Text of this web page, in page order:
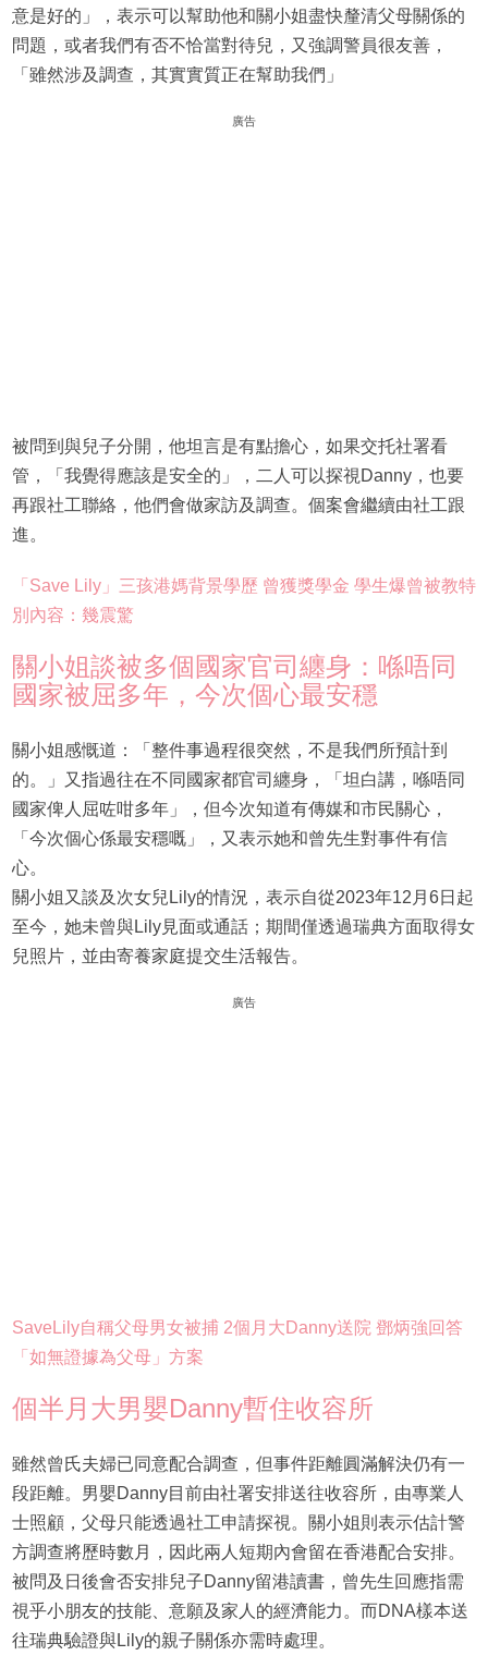
意是好的」，表示可以幫助他和關小姐盡快釐清父母關係的
問題，或者我們有否不恰當對待兒，又強調警員很友善，
「雖然涉及調查，其實實質正在幫助我們」
廣告
被問到與兒子分開，他坦言是有點擔心，如果交托社署看
管，「我覺得應該是安全的」，二人可以探視Danny，也要
再跟社工聯絡，他們會做家訪及調查。個案會繼續由社工跟
進。
「Save Lily」三孩港媽背景學歷 曾獲獎學金 學生爆曾被教特
別內容：幾震驚
關小姐談被多個國家官司纏身：喺唔同
國家被屈多年，今次個心最安穩
關小姐感慨道：「整件事過程很突然，不是我們所預計到
的。」又指過往在不同國家都官司纏身，「坦白講，喺唔同
國家俾人屈咗咁多年」，但今次知道有傳媒和市民關心，
「今次個心係最安穩嘅」，又表示她和曾先生對事件有信
心。
關小姐又談及次女兒Lily的情況，表示自從2023年12月6日起
至今，她未曾與Lily見面或通話；期間僅透過瑞典方面取得女
兒照片，並由寄養家庭提交生活報告。
廣告
SaveLily自稱父母男女被捕 2個月大Danny送院 鄧炳強回答
「如無證據為父母」方案
個半月大男嬰Danny暫住收容所
雖然曾氏夫婦已同意配合調查，但事件距離圓滿解決仍有一
段距離。男嬰Danny目前由社署安排送往收容所，由專業人
士照顧，父母只能透過社工申請探視。關小姐則表示估計警
方調查將歷時數月，因此兩人短期內會留在香港配合安排。
被問及日後會否安排兒子Danny留港讀書，曾先生回應指需
視乎小朋友的技能、意願及家人的經濟能力。而DNA樣本送
往瑞典驗證與Lily的親子關係亦需時處理。